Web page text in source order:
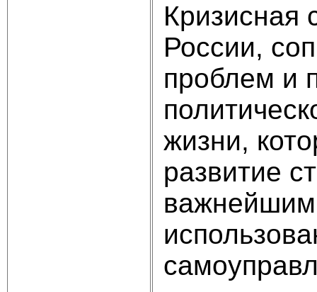
Кризисная
России,
проблем и
жизни,
развитие
важнейшим